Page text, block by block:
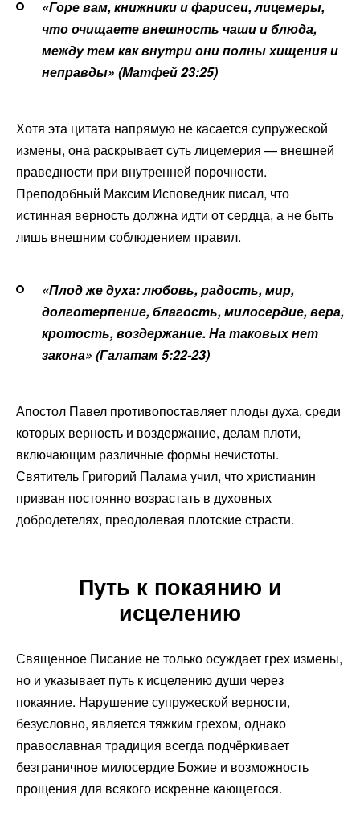
«Горе вам, книжники и фарисеи, лицемеры,
что очищаете внешность чаши и блюда,
между тем как внутри они полны хищения и
неправды» (Матфей 23:25)
Хотя эта цитата напрямую не касается супружеской
измены, она раскрывает суть лицемерия — внешней
праведности при внутренней порочности.
Преподобный Максим Исповедник писал, что
истинная верность должна идти от сердца, а не быть
лишь внешним соблюдением правил.
«Плод же духа: любовь, радость, мир,
долготерпение, благость, милосердие, вера,
кротость, воздержание. На таковых нет
закона» (Галатам 5:22-23)
Апостол Павел противопоставляет плоды духа, среди
которых верность и воздержание, делам плоти,
включающим различные формы нечистоты.
Святитель Григорий Палама учил, что христианин
призван постоянно возрастать в духовных
добродетелях, преодолевая плотские страсти.
Путь к покаянию и
исцелению
Священное Писание не только осуждает грех измены,
но и указывает путь к исцелению души через
покаяние. Нарушение супружеской верности,
безусловно, является тяжким грехом, однако
православная традиция всегда подчёркивает
безграничное милосердие Божие и возможность
прощения для всякого искренне кающегося.